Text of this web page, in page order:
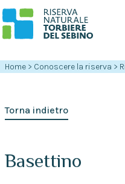
Home > Conoscere la riserva >
Torna indietro
Basettino